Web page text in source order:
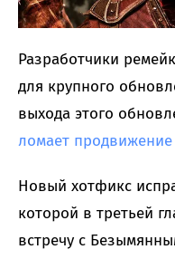
Разработчики
для крупного
выхода этого
ломает
Новый хотфикс
которой в третьей
встречу с